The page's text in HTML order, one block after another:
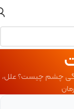
چشم چیست؟ علل،